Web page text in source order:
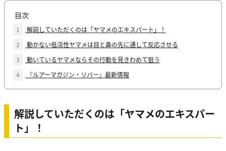
目次
1
解説していただくのは「ヤマメのエキスパート」！
2
動かない低活性ヤマメは目と鼻の先に通して反応させる
3
動いているヤマメならその行動を見きわめて狙う
4
『ルアーマガジン・リバー』最新情報
解説していただくのは「ヤマメのエキスパー
ト」！